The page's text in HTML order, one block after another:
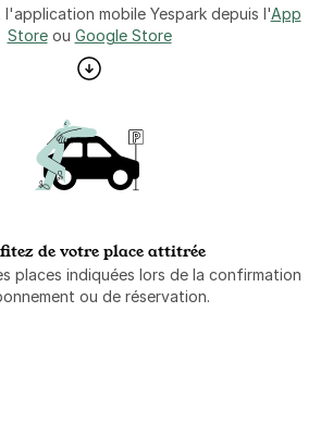
mobile Yespark depuis l'App
Storeou Google Store
de votre place attitrée
places indiquées lors de la confirmation
ou de réservation.